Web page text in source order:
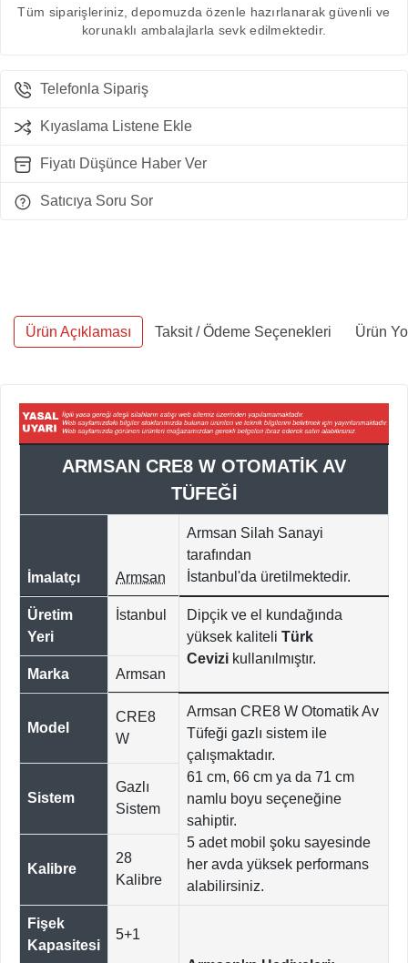
Tüm siparişleriniz, depomuzda özenle hazırlanarak güvenli ve
korunaklı ambalajlarla sevk edilmektedir.
Telefonla Sipariş
Kıyaslama Listene Ekle
Fiyatı Düşünce Haber Ver
Satıcıya Soru Sor
Ürün Açıklaması Taksit / Ödeme Seçenekleri Ürün
ARMSAN CRE8 W OTOMATİK AV
TÜFEĞİ
İmalatçı Armsan
Armsan Silah Sanayi
tarafından
İstanbul'da üretilmektedir.
Üretim
Yeri
İstanbul
Dipçik ve el kundağında
yüksek kaliteli Türk
Cevizi kullanılmıştır.
Marka
Armsan
Model
CRE8
W
Armsan CRE8 W Otomatik Av
Tüfeği gazlı sistem ile
çalışmaktadır.
61 cm, 66 cm ya da 71 cm
namlu boyu seçeneğine
sahiptir.
5 adet mobil şoku sayesinde
her avda yüksek performans
alabilirsiniz.
Sistem
Gazlı
Sistem
Kalibre
28
Kalibre
Fişek
Kapasitesi
5+1